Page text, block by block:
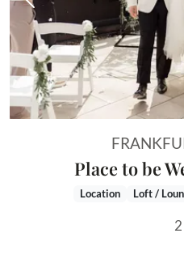
Vorheriges Bild
Place to be
Location Loft /